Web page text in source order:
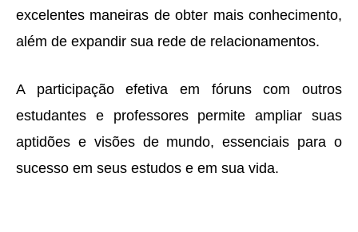
excelentes maneiras de obter mais conhecimento,
além de expandir sua rede de relacionamentos.
A participação efetiva em fóruns com outros
estudantes e professores permite ampliar suas
aptidões e visões de mundo, essenciais para o
sucesso em seus estudos e em sua vida.